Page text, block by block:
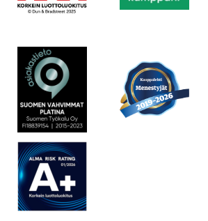
Öljysäiliö ja valuma-allas 1000 l.
901002 öljysäiliö, valuma-altaalla.